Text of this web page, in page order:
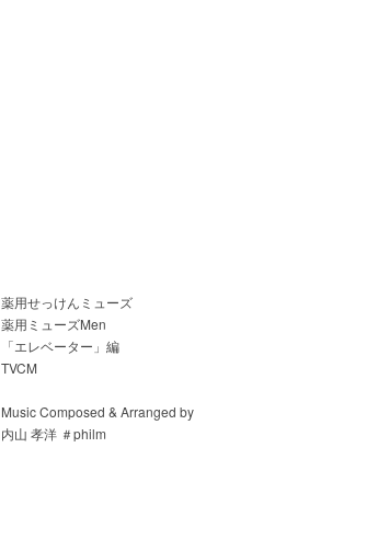
薬用せっけんミューズ
薬用ミューズMen
「エレベーター」編
TVCM
Music Composed & Arranged by
内山 孝洋 ＃philm